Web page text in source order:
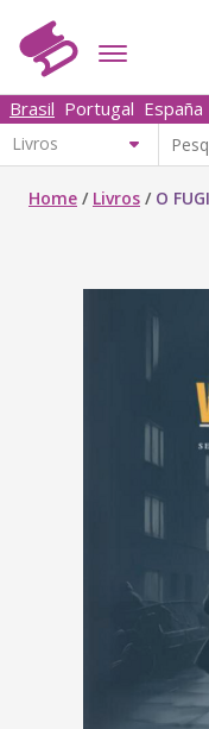
Brasil Portugal España
Home / Livros / O